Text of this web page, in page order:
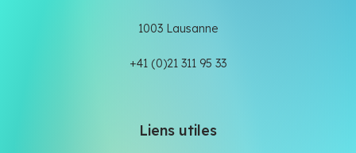
1003 Lausanne
+41 (0)21 311 95 33
Liens utiles